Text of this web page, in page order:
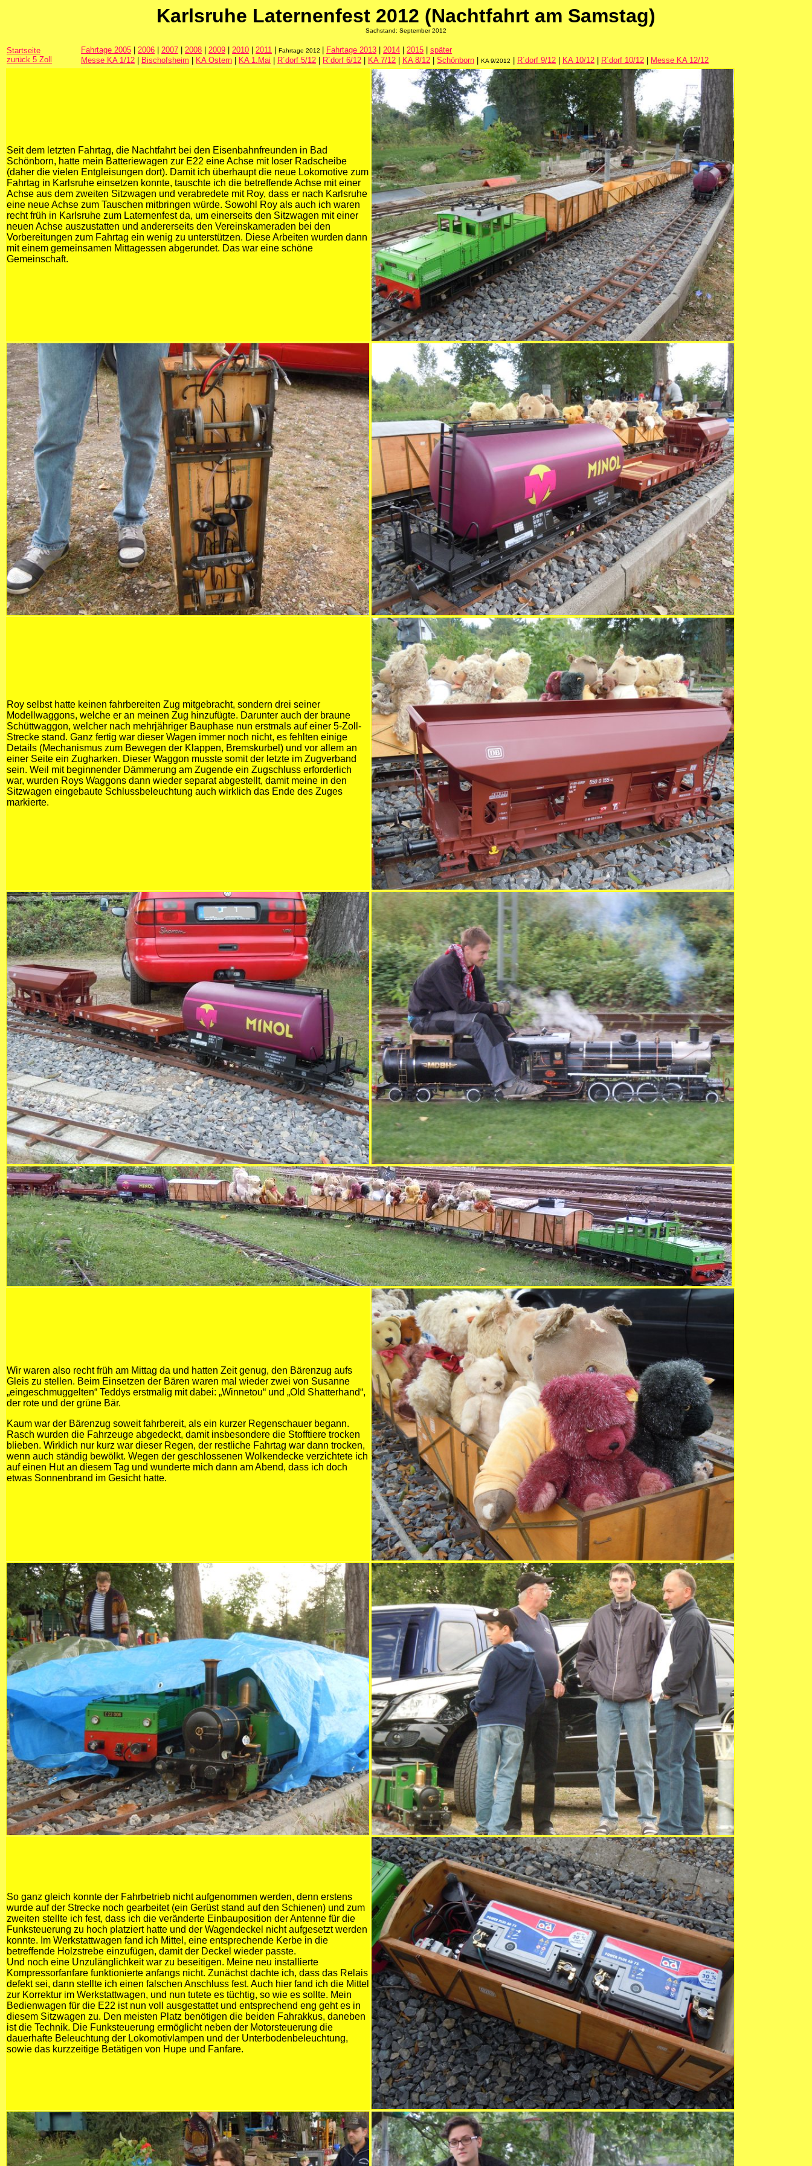
Karlsruhe Laternenfest 2012 (Nachtfahrt am Samstag)
Sachstand: September 2012
Startseite
zurück 5 Zoll
Fahrtage 2005 2006 2007 2008 2009 2010 2011 Fahrtage 2012 Fahrtage 2013 2014 2015
später
Messe KA 1/12
Bischofsheim KA Ostern KA 1.Mai R´dorf 5/12 R´dorf 6/12 KA 7/12 KA 8/12 Schönborn KA 9/2012 R´dorf 9/12 KA 10/12 R´dorf 10/12 Messe KA 12/12
Seit dem letzten Fahrtag, die Nachtfahrt bei den Eisenbahnfreunden in Bad
Schönborn, hatte mein Batteriewagen zur E22 eine Achse mit loser Radscheibe
(daher die vielen Entgleisungen dort). Damit ich überhaupt die neue Lokomotive zum
Fahrtag in Karlsruhe einsetzen konnte, tauschte ich die betreffende Achse mit einer
Achse aus dem zweiten Sitzwagen und verabredete mit Roy, dass er nach Karlsruhe
eine neue Achse zum Tauschen mitbringen würde. Sowohl Roy als auch ich waren
recht früh in Karlsruhe zum Laternenfest da, um einerseits den Sitzwagen mit einer
neuen Achse auszustatten und andererseits den Vereinskameraden bei den
Vorbereitungen zum Fahrtag ein wenig zu unterstützen. Diese Arbeiten wurden dann
mit einem gemeinsamen Mittagessen abgerundet. Das war eine schöne
Gemeinschaft.
Roy selbst hatte keinen fahrbereiten Zug mitgebracht, sondern drei seiner
Modellwaggons, welche er an meinen Zug hinzufügte. Darunter auch der braune
Schüttwaggon, welcher nach mehrjähriger Bauphase nun erstmals auf einer 5-Zoll-
Strecke stand. Ganz fertig war dieser Wagen immer noch nicht, es fehlten einige
Details (Mechanismus zum Bewegen der Klappen, Bremskurbel) und vor allem an
einer Seite ein Zugharken. Dieser Waggon musste somit der letzte im Zugverband
sein. Weil mit beginnender Dämmerung am Zugende ein Zugschluss erforderlich
war, wurden Roys Waggons dann wieder separat abgestellt, damit meine in den
Sitzwagen eingebaute Schlussbeleuchtung auch wirklich das Ende des Zuges
markierte.
Wir waren also recht früh am Mittag da und hatten Zeit genug, den Bärenzug aufs
Gleis zu stellen. Beim Einsetzen der Bären waren mal wieder zwei von Susanne
„eingeschmuggelten“ Teddys erstmalig mit dabei: „Winnetou“ und „Old Shatterhand“,
der rote und der grüne Bär.
Kaum war der Bärenzug soweit fahrbereit, als ein kurzer Regenschauer begann.
Rasch wurden die Fahrzeuge abgedeckt, damit insbesondere die Stofftiere trocken
blieben. Wirklich nur kurz war dieser Regen, der restliche Fahrtag war dann trocken,
wenn auch ständig bewölkt. Wegen der geschlossenen Wolkendecke verzichtete ich
auf einen Hut an diesem Tag und wunderte mich dann am Abend, dass ich doch
etwas Sonnenbrand im Gesicht hatte.
So ganz gleich konnte der Fahrbetrieb nicht aufgenommen werden, denn erstens
wurde auf der Strecke noch gearbeitet (ein Gerüst stand auf den Schienen) und zum
zweiten stellte ich fest, dass ich die veränderte Einbauposition der Antenne für die
Funksteuerung zu hoch platziert hatte und der Wagendeckel nicht aufgesetzt werden
konnte. Im Werkstattwagen fand ich Mittel, eine entsprechende Kerbe in die
betreffende Holzstrebe einzufügen, damit der Deckel wieder passte.
Und noch eine Unzulänglichkeit war zu beseitigen. Meine neu installierte
Kompressorfanfare funktionierte anfangs nicht. Zunächst dachte ich, dass das Relais
defekt sei, dann stellte ich einen falschen Anschluss fest. Auch hier fand ich die Mittel
zur Korrektur im Werkstattwagen, und nun tutete es tüchtig, so wie es sollte. Mein
Bedienwagen für die E22 ist nun voll ausgestattet und entsprechend eng geht es in
diesem Sitzwagen zu. Den meisten Platz benötigen die beiden Fahrakkus, daneben
ist die Technik. Die Funksteuerung ermöglicht neben der Motorsteuerung die
dauerhafte Beleuchtung der Lokomotivlampen und der Unterbodenbeleuchtung,
sowie das kurzzeitige Betätigen von Hupe und Fanfare.